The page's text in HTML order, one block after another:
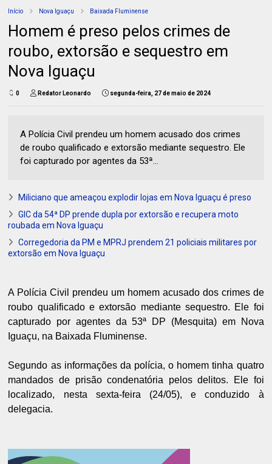
Início Nova Iguaçu Baixada Fluminense
Homem é preso pelos crimes de
roubo, extorsão e sequestro em
Nova Iguaçu
0 Redator Leonardo segunda-feira, 27 de maio de 2024
A Polícia Civil prendeu um homem acusado dos crimes
de roubo qualificado e extorsão mediante sequestro. Ele
foi capturado por agentes da 53ª...
Miliciano que ameaçou explodir lojas em Nova Iguaçu é preso
GIC da 54ª DP prende dupla por extorsão e recupera moto
roubada em Nova Iguaçu
Corregedoria da PM e MPRJ prendem 21 policiais militares por
extorsão em Nova Iguaçu
A Polícia Civil prendeu um homem acusado dos crimes de
roubo qualificado e extorsão mediante sequestro. Ele foi
capturado por agentes da 53ª DP (Mesquita) em Nova
Iguaçu, na Baixada Fluminense.
Segundo as informações da polícia, o homem tinha quatro
mandados de prisão condenatória pelos delitos. Ele foi
localizado, nesta sexta-feira (24/05), e conduzido à
delegacia.